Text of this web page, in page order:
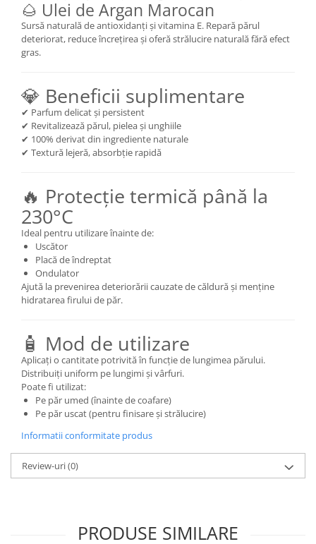
🌰 Ulei de Argan Marocan
Sursă naturală de antioxidanți și vitamina E. Repară părul
deteriorat, reduce încrețirea și oferă strălucire naturală fără efect
gras.
💎 Beneficii suplimentare
✔ Parfum delicat și persistent
✔ Revitalizează părul, pielea și unghiile
✔ 100% derivat din ingrediente naturale
✔ Textură lejeră, absorbție rapidă
🔥 Protecție termică până la
230°C
Ideal pentru utilizare înainte de:
Uscător
Placă de îndreptat
Ondulator
Ajută la prevenirea deteriorării cauzate de căldură și menține
hidratarea firului de păr.
🧴 Mod de utilizare
Aplicați o cantitate potrivită în funcție de lungimea părului.
Distribuiți uniform pe lungimi și vârfuri.
Poate fi utilizat:
Pe păr umed (înainte de coafare)
Pe păr uscat (pentru finisare și strălucire)
Informatii conformitate produs
Review-uri(0)
PRODUSE SIMILARE